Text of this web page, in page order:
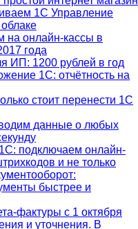
1С Управление
на онлайн-кассы в
года
ИП: 1200 рублей в год
1С: отчётность на
стоит перенести 1С
данные о любых
подключаем онлайн-
и не только
быстрее и
фактуры с 1 октября
и уточнения. В